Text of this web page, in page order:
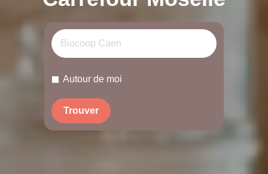
Autour de moi
Trouver